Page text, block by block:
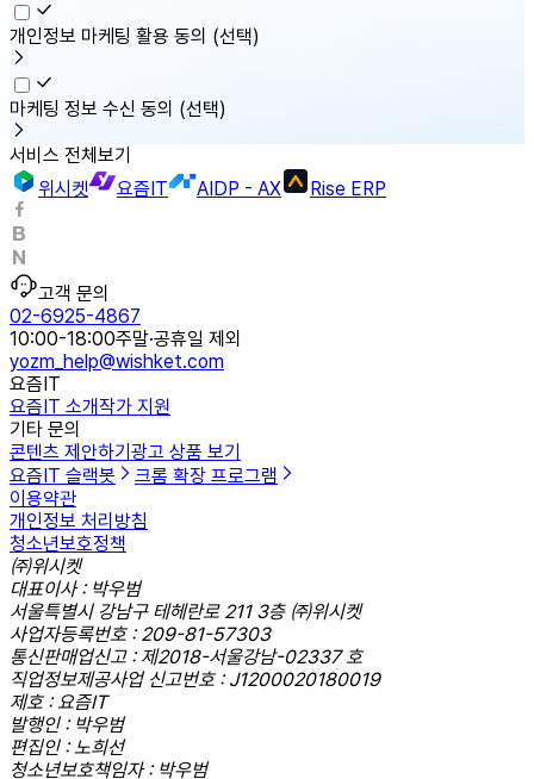
개인정보 마케팅 활용 동의 (선택)
마케팅 정보 수신 동의 (선택)
서비스 전체보기
위시켓
요즘IT AIDP - AX Rise ERP
고객 문의
02-6925-4867
10:00-18:00주말·공휴일 제외
yozm_help@wishket.com
요즘IT
요즘IT 소개작가 지원
기타 문의
콘텐츠 제안하기광고 상품 보기
요즘IT 슬랙봇
크롬 확장 프로그램
이용약관
개인정보 처리방침
청소년보호정책
㈜위시켓
대표이사 : 박우범
서울특별시 강남구 테헤란로 211 3층 ㈜위시켓
사업자등록번호 : 209-81-57303
통신판매업신고 : 제2018-서울강남-02337 호
직업정보제공사업 신고번호 : J1200020180019
제호 : 요즘IT
발행인 : 박우범
편집인 : 노희선
청소년보호책임자 : 박우범